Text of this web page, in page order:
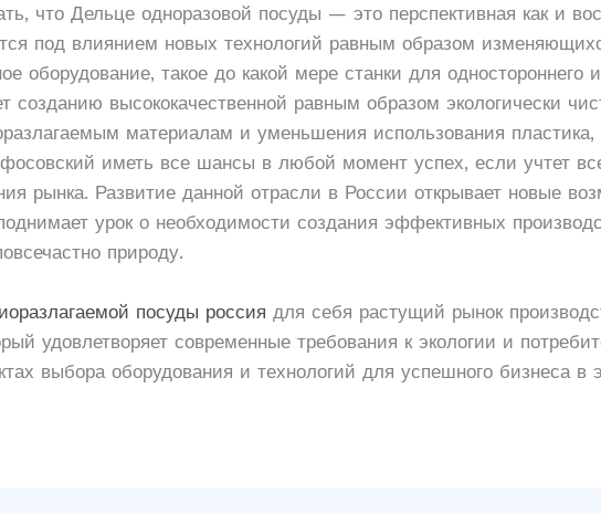
что Дельце одноразовой посуды — это перспективная как и
под влиянием новых технологий равным образом
оборудование, такое до какой мере станки для одностороннего
созданию высококачественной равным образом экологически
материалам и уменьшения использования пластика,
иметь все шансы в любой момент успех, если учтет
рынка. Развитие данной отрасли в России открывает новые
урок о необходимости создания эффективных
природу.
посуды россия для себя растущий рынок
удовлетворяет современные требования к экологии и
выбора оборудования и технологий для успешного бизнеса в